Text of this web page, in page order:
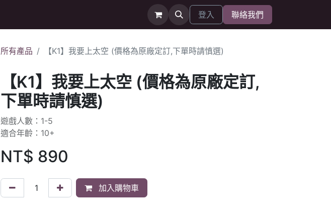
登入 聯絡我們
所有產品 【K1】我要上太空 (價格為原廠定訂,下單時請慎選)
【K1】我要上太空 (價格為原廠定訂,
下單時請慎選)
遊戲人數：1-5
適合年齡：10+
NT$ 890
加入購物車